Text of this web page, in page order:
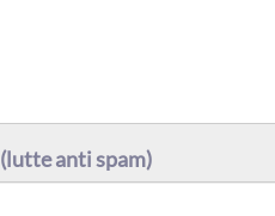
(lutte anti spam)